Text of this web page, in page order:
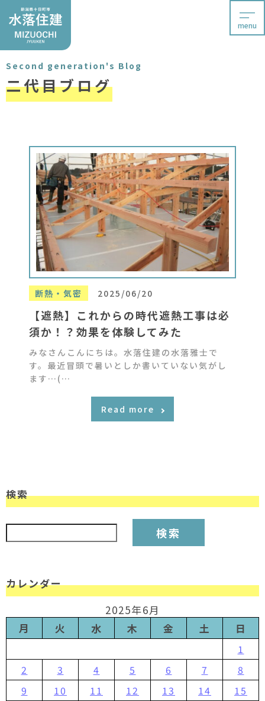
menu
Second generation's Blog
二代目ブログ
断熱・気密 2025/06/20
【遮熱】これからの時代遮熱工事は必
須か！？効果を体験してみた
みなさんこんにちは。水落住建の水落雅士で
す。最近冒頭で暑いとしか書いていない気がし
ます…(…
Read more
検索
検索:
カレンダー
2025年6月
月
火 水 木 金 土 日
1
2
3 4 5 6 7
8
9
10 11 12 13 14
15